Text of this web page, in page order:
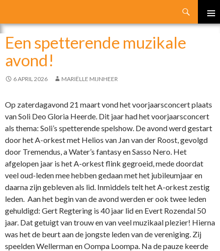
CONTENT
Een spetterende muzikale
avond!
6 APRIL 2026 MARIËLLE MIJNHEER
Op zaterdagavond 21 maart vond het voorjaarsconcert plaats
van Soli Deo Gloria Heerde. Dit jaar had het voorjaarsconcert
als thema: Soli’s spetterende spelshow. De avond werd gestart
door het A-orkest met Helios van Jan van der Roost, gevolgd
door Tremendus, a Water’s fantasy en Sasso Nero. Het
afgelopen jaar is het A-orkest flink gegroeid, mede doordat
veel oud-leden mee hebben gedaan met het jubileumjaar en
daarna zijn gebleven als lid. Inmiddels telt het A-orkest zestig
leden. Aan het begin van de avond werden er ook twee leden
gehuldigd: Gert Regtering is 40 jaar lid en Evert Rozendal 50
jaar. Dat getuigt van trouw en van veel muzikaal plezier! Hierna
was het de beurt aan de jongste leden van de vereniging. Zij
speelden Wellerman en Oompa Loompa. Na de pauze keerde